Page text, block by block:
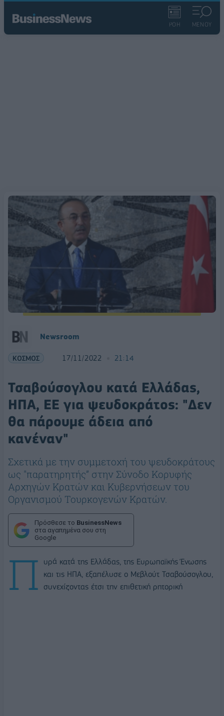
ΡΟΗ ΜΕΝΟΥ
Newsroom
ΚΟΣΜΟΣ 17/11/2022 21:14
Τσαβούσογλου κατά Ελλάδας,
ΗΠΑ, ΕΕ για ψευδοκράτος: "Δεν
θα πάρουμε άδεια από
κανέναν"
Σχετικά με την συμμετοχή του ψευδοκράτους
ως "παρατηρητής” στην Σύνοδο Κορυφής
Αρχηγών Κρατών και Κυβερνήσεων του
Οργανισμού Τουρκογενών Κρατών.
Πρόσθεσε το BusinessNews
στα αγαπημένα σου στη
Google
Π
υρά κατά της Ελλάδας, της Ευρωπαϊκής Ένωσης
και τις ΗΠΑ, εξαπέλυσε ο Μεβλούτ Τσαβούσογλου,
συνεχίζοντας έτσι την επιθετική ρητορική